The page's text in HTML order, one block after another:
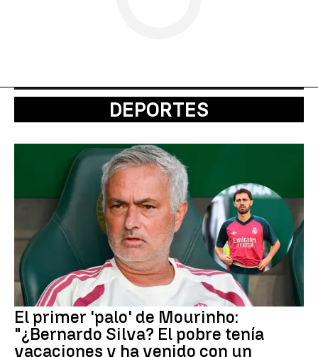
DEPORTES
El primer 'palo' de Mourinho:
"¿Bernardo Silva? El pobre tenía
vacaciones y ha venido con un